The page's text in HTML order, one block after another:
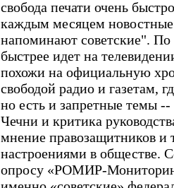
свобода печати очень
каждым месяцем
напоминают советские".
быстрее идет на
похожи на официальную
свободой радио и газетам,
но есть и запретные темы
Чечни и критика
мнение правозащитников и
настроениями в обществе.
опросу «РОМИР-